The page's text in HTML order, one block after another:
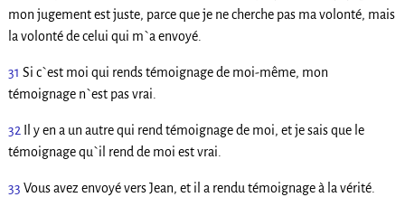
mon jugement est juste, parce que je ne cherche pas ma volonté, mais
la volonté de celui qui m`a envoyé.
31 Si c`est moi qui rends témoignage de moi-même, mon
témoignage n`est pas vrai.
32 Il y en a un autre qui rend témoignage de moi, et je sais que le
témoignage qu`il rend de moi est vrai.
33 Vous avez envoyé vers Jean, et il a rendu témoignage à la vérité.